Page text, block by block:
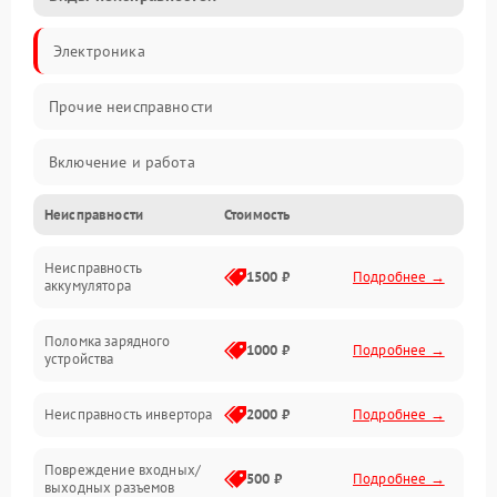
Электроника
Прочие неисправности
Включение и работа
Работа с нагрузкой
Звук и индикация
Неисправности Стоимость
Неисправность
аккумулятора
1500 ₽ Подробнее →
Поломка зарядного
устройства
1000 ₽ Подробнее →
Неисправность инвертора 2000 ₽ Подробнее →
Повреждение входных/
выходных разъемов
500 ₽ Подробнее →